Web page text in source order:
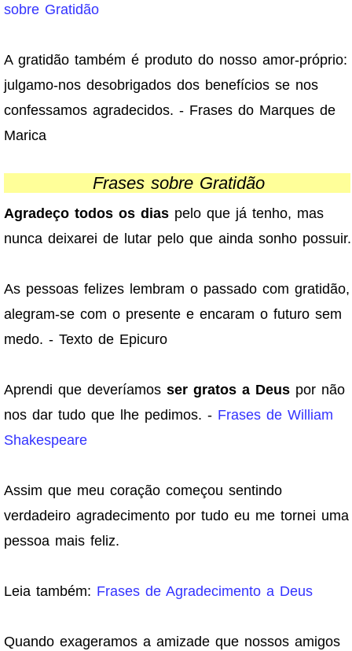
sobre Gratidão
A gratidão também é produto do nosso amor-próprio:
julgamo-nos desobrigados dos benefícios se nos
confessamos agradecidos. - Frases do Marques de
Marica
Frases sobre Gratidão
Agradeço todos os dias pelo que já tenho, mas
nunca deixarei de lutar pelo que ainda sonho possuir.
As pessoas felizes lembram o passado com gratidão,
alegram-se com o presente e encaram o futuro sem
medo. - Texto de Epicuro
Aprendi que deveríamos ser gratos a Deus por não
nos dar tudo que lhe pedimos. - Frases de William
Shakespeare
Assim que meu coração começou sentindo
verdadeiro agradecimento por tudo eu me tornei uma
pessoa mais feliz.
Leia também: Frases de Agradecimento a Deus
Quando exageramos a amizade que nossos amigos